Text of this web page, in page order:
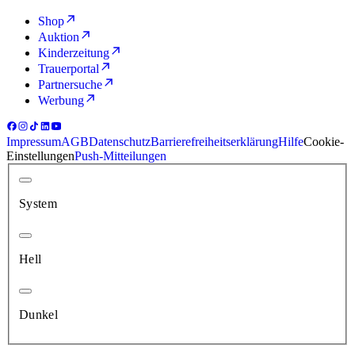
Shop
Auktion
Kinderzeitung
Trauerportal
Partnersuche
Werbung
ImpressumAGBDatenschutzBarrierefreiheitserklärungHilfeCookie-
EinstellungenPush-Mitteilungen
System
Hell
Dunkel